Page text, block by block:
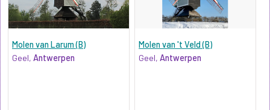
Molen van Larum (B)
Geel, Antwerpen
Molen van 't Veld (B)
Geel,Antwerpen